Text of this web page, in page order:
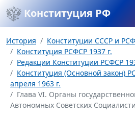
Конституция РФ
История
Конституции СССР и
Конституция РСФСР 1937 г.
Редакции Конституции РСФСР
Конституция (Основной закон)
апреля 1963 г.
Глава VI. Органы
Автономных Советских